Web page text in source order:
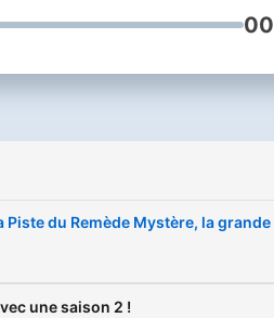
du Remède Mystère, la grande
une saison 2 !